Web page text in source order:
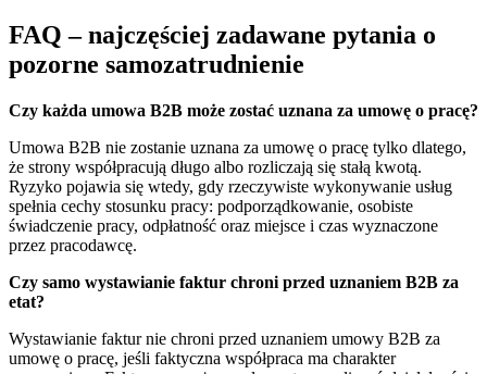
FAQ – najczęściej zadawane pytania o
pozorne samozatrudnienie
Czy każda umowa B2B może zostać uznana za umowę o pracę?
Umowa B2B nie zostanie uznana za umowę o pracę tylko dlatego,
że strony współpracują długo albo rozliczają się stałą kwotą.
Ryzyko pojawia się wtedy, gdy rzeczywiste wykonywanie usług
spełnia cechy stosunku pracy: podporządkowanie, osobiste
świadczenie pracy, odpłatność oraz miejsce i czas wyznaczone
przez pracodawcę.
Czy samo wystawianie faktur chroni przed uznaniem B2B za
etat?
Wystawianie faktur nie chroni przed uznaniem umowy B2B za
umowę o pracę, jeśli faktyczna współpraca ma charakter